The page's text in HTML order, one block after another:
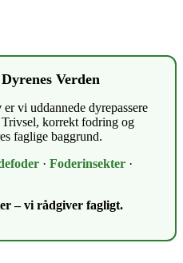
Verden
er vi uddannede dyrepassere
korrekt fodring og
faglige baggrund.
· Foderinsekter ·
– vi rådgiver fagligt.